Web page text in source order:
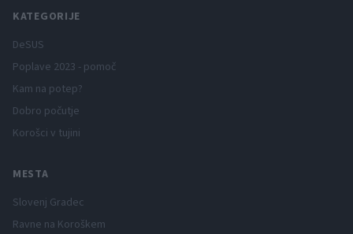
KATEGORIJE
DeSUS
Poplave 2023 - pomoč
Kam na potep?
Dobro počutje
Korošci v tujini
MESTA
Slovenj Gradec
Ravne na Koroškem